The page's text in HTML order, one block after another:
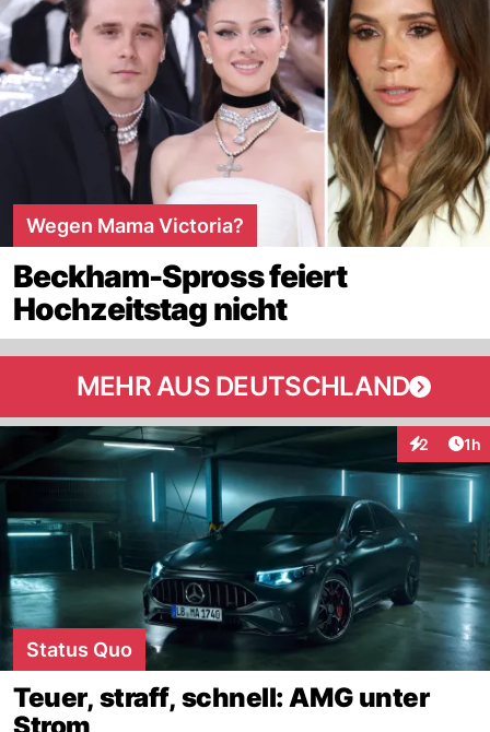
Wegen Mama Victoria?
Beckham-Spross feiert
Hochzeitstag nicht
MEHR AUS DEUTSCHLAND
2 1h
Status Quo
Teuer, straff, schnell: AMG unter
Strom